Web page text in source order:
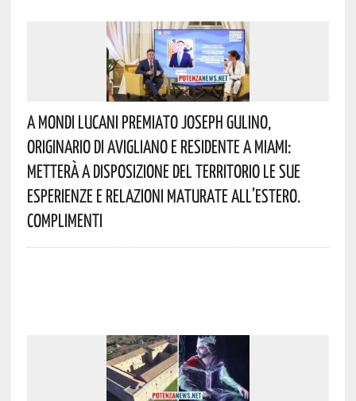
A Mondi Lucani Premiato Joseph Gulino,
Originario Di Avigliano E Residente A Miami:
Metterà A Disposizione Del Territorio Le Sue
Esperienze E Relazioni Maturate All’estero.
Complimenti